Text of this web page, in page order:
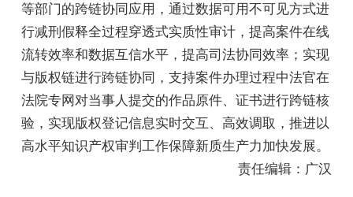
等部门的跨链协同应用，通过数据可用不可见方式进
行减刑假释全过程穿透式实质性审计，提高案件在线
流转效率和数据互信水平，提高司法协同效率；实现
与版权链进行跨链协同，支持案件办理过程中法官在
法院专网对当事人提交的作品原件、证书进行跨链核
验，实现版权登记信息实时交互、高效调取，推进以
高水平知识产权审判工作保障新质生产力加快发展。
责任编辑：广汉